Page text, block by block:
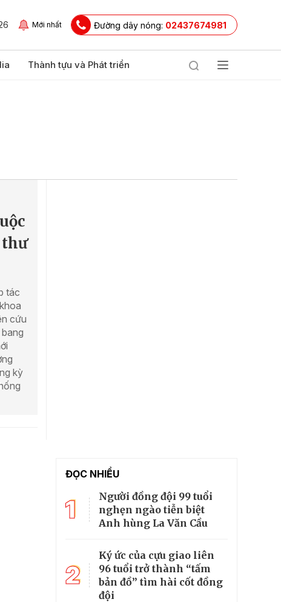
Mới nhất Đường dây nóng: 02437674981
Thành tựu và Phát triển
tác
cứu
kỳ
ĐỌC NHIỀU
1
Người đồng đội 99 tuổi
nghẹn ngào tiễn biệt
Anh hùng La Văn Cầu
2
Ký ức của cựu giao liên
96 tuổi trở thành “tấm
bản đồ” tìm hài cốt đồng
đội